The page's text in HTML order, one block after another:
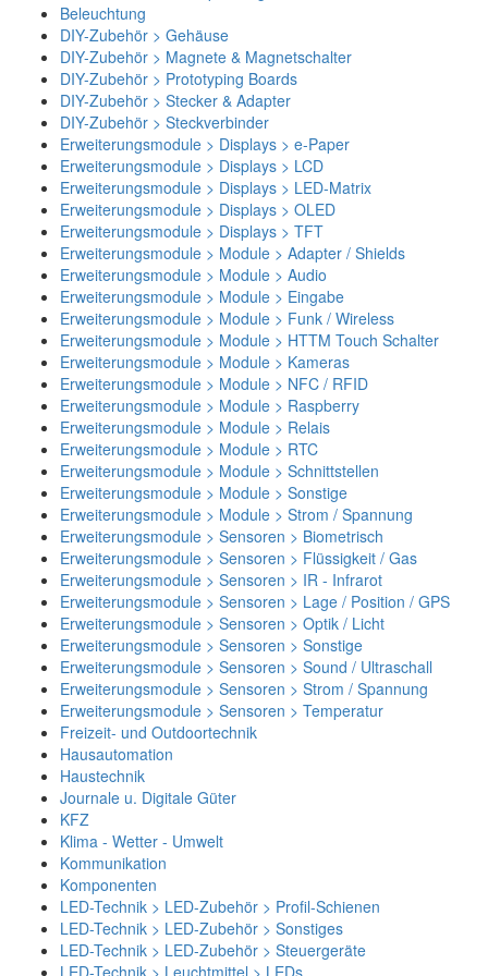
Beleuchtung
DIY-Zubehör > Gehäuse
DIY-Zubehör > Magnete & Magnetschalter
DIY-Zubehör > Prototyping Boards
DIY-Zubehör > Stecker & Adapter
DIY-Zubehör > Steckverbinder
Erweiterungsmodule > Displays > e-Paper
Erweiterungsmodule > Displays > LCD
Erweiterungsmodule > Displays > LED-Matrix
Erweiterungsmodule > Displays > OLED
Erweiterungsmodule > Displays > TFT
Erweiterungsmodule > Module > Adapter / Shields
Erweiterungsmodule > Module > Audio
Erweiterungsmodule > Module > Eingabe
Erweiterungsmodule > Module > Funk / Wireless
Erweiterungsmodule > Module > HTTM Touch Schalter
Erweiterungsmodule > Module > Kameras
Erweiterungsmodule > Module > NFC / RFID
Erweiterungsmodule > Module > Raspberry
Erweiterungsmodule > Module > Relais
Erweiterungsmodule > Module > RTC
Erweiterungsmodule > Module > Schnittstellen
Erweiterungsmodule > Module > Sonstige
Erweiterungsmodule > Module > Strom / Spannung
Erweiterungsmodule > Sensoren > Biometrisch
Erweiterungsmodule > Sensoren > Flüssigkeit / Gas
Erweiterungsmodule > Sensoren > IR - Infrarot
Erweiterungsmodule > Sensoren > Lage / Position / GPS
Erweiterungsmodule > Sensoren > Optik / Licht
Erweiterungsmodule > Sensoren > Sonstige
Erweiterungsmodule > Sensoren > Sound / Ultraschall
Erweiterungsmodule > Sensoren > Strom / Spannung
Erweiterungsmodule > Sensoren > Temperatur
Freizeit- und Outdoortechnik
Hausautomation
Haustechnik
Journale u. Digitale Güter
KFZ
Klima - Wetter - Umwelt
Kommunikation
Komponenten
LED-Technik > LED-Zubehör > Profil-Schienen
LED-Technik > LED-Zubehör > Sonstiges
LED-Technik > LED-Zubehör > Steuergeräte
LED-Technik > Leuchtmittel > LEDs